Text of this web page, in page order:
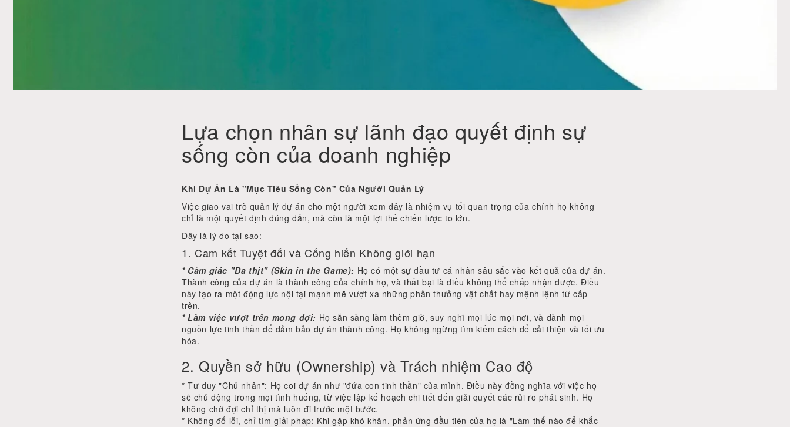
Lựa chọn nhân sự lãnh đạo quyết định sự
sống còn của doanh nghiệp
Khi Dự Án Là "Mục Tiêu Sống Còn" Của Người Quản Lý
Việc giao vai trò quản lý dự án cho một người xem đây là nhiệm vụ tối quan trọng của chính họ không
chỉ là một quyết định đúng đắn, mà còn là một lợi thế chiến lược to lớn.
Đây là lý do tại sao:
1. Cam kết Tuyệt đối và Cống hiến Không giới hạn
* Cảm giác "Da thịt" (Skin in the Game): Họ có một sự đầu tư cá nhân sâu sắc vào kết quả của dự án.
Thành công của dự án là thành công của chính họ, và thất bại là điều không thể chấp nhận được. Điều
này tạo ra một động lực nội tại mạnh mẽ vượt xa những phần thưởng vật chất hay mệnh lệnh từ cấp
trên.
* Làm việc vượt trên mong đợi: Họ sẵn sàng làm thêm giờ, suy nghĩ mọi lúc mọi nơi, và dành mọi
nguồn lực tinh thần để đảm bảo dự án thành công. Họ không ngừng tìm kiếm cách để cải thiện và tối ưu
hóa.
2. Quyền sở hữu (Ownership) và Trách nhiệm Cao độ
* Tư duy "Chủ nhân": Họ coi dự án như "đứa con tinh thần" của mình. Điều này đồng nghĩa với việc họ
sẽ chủ động trong mọi tình huống, từ việc lập kế hoạch chi tiết đến giải quyết các rủi ro phát sinh. Họ
không chờ đợi chỉ thị mà luôn đi trước một bước.
* Không đổ lỗi, chỉ tìm giải pháp: Khi gặp khó khăn, phản ứng đầu tiên của họ là "Làm thế nào để khắc